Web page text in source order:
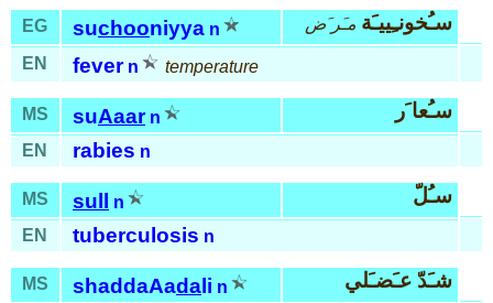
EG suchooniyya n سـُخونـِييـَة مـَر َض
EN fever n temperature
MS suAaar n سـُعا َر
EN rabies n
MS sull n سـُلّ
EN tuberculosis n
MS shaddaAada li n شـَدّ عـَضـَلي